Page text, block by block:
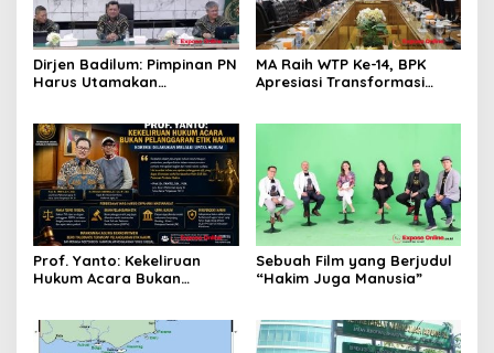
Dirjen Badilum: Pimpinan PN
Harus Utamakan
MA Raih WTP Ke-14, BPK
Apresiasi Transformasi
Prof. Yanto: Kekeliruan
Hukum Acara Bukan
Upaya Hukum
Sebuah Film yang Berjudul
“Hakim Juga Manusia”